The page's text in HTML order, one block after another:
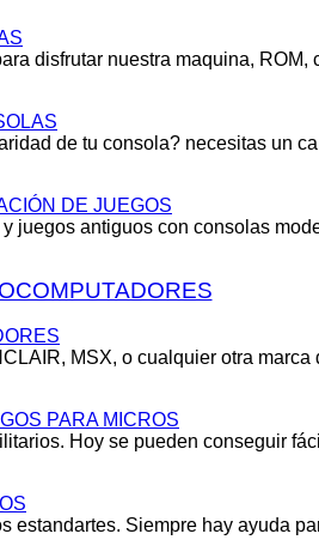
disfrutar nuestra maquina, ROM,
de tu consola? necesitas un
DE JUEGOS
juegos antiguos con consolas
MSX, o cualquier otra marca
PARA MICROS
Hoy se pueden conseguir
estandartes. Siempre hay ayuda